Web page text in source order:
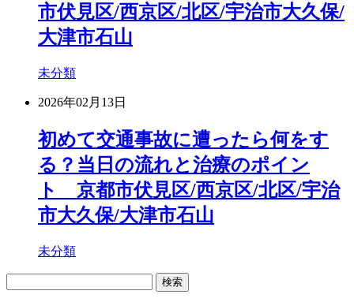
市伏見区/西京区/北区/宇治市大久保/
大津市石山
未分類
2026年02月13日
初めて交通事故に遭ったら何をす
る？当日の流れと治療のポイン
ト 京都市伏見区/西京区/北区/宇治
市大久保/大津市石山
未分類